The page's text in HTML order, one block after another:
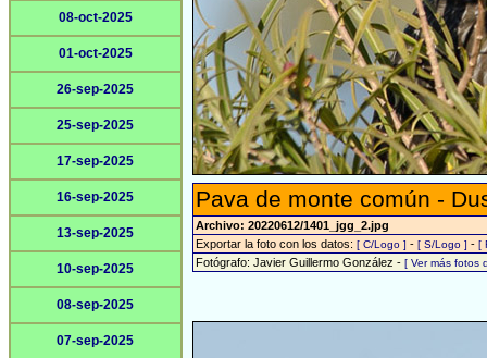
08-oct-2025
01-oct-2025
26-sep-2025
25-sep-2025
17-sep-2025
16-sep-2025
13-sep-2025
10-sep-2025
08-sep-2025
07-sep-2025
Pava de monte común -
Archivo: 20220612/1401_jgg_2.jpg
Exportar la foto con los datos: [ C/Logo ] - [ S/Logo ] - [
Fotógrafo: Javier Guillermo González - [ Ver más fotos